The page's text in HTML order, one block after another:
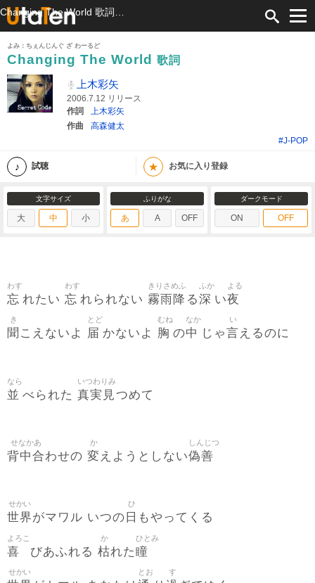
よみ：ちぇんじんぐ ざ わーるど
Changing The World
歌詞
上木彩矢
2006.7.12 リリース
作詞
上木彩矢
作曲
高森健太
#J-POP
試聴 ★ お気に入り登録
文字サイズ
大 中 小
ふりがな
あ A OFF
ダークモード
ON OFF
忘
わす
れたい 忘
わす
れられない 霧雨降
きりさめふ
る深
ふか
い夜
よる
聞
き
こえないよ 届
とど
かないよ 胸
むね
の中
なか
じゃ言
い
えるのに
並
なら
べられた 真実見
いつわりみ
つめて
背中合
せなかあ
わせの 変
か
えようとしない偽善
しんじつ
世界
せかい
がマワル いつの 日
ひ
もやってくる
喜
よろこ
びあふれる 枯
か
れた瞳
ひとみ
せかい とお す